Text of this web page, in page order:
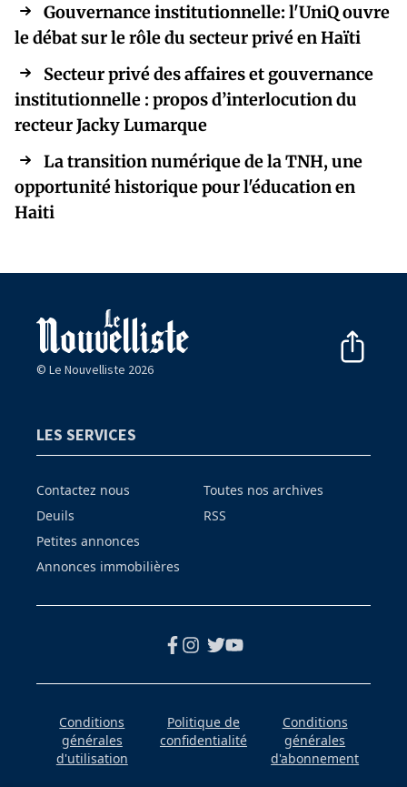
Gouvernance institutionnelle: l'UniQ ouvre
le débat sur le rôle du secteur privé en Haïti
Secteur privé des affaires et gouvernance
institutionnelle : propos d’interlocution du
recteur Jacky Lumarque
La transition numérique de la TNH, une
opportunité historique pour l'éducation en
Haiti
© Le Nouvelliste 2026
LES SERVICES
Contactez nous
Deuils
Petites annonces
Annonces immobilières
Toutes nos archives
RSS
Conditions
générales
d'utilisation
Politique de
confidentialité
Conditions
générales
d'abonnement